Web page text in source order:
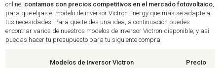
online, contamos con precios competitivos en el mercado fotovoltaico,
para que elijas el modelo de inversor Victron Energy que más se adapte a
tus necesidades. Para que te des una idea, a continuación puedes
encontrar varios de nuestros modelos de inversor Victron disponible, y así
puedas hacer tu presupuesto para tu siguiente compra.
Modelos de inversor Victron Precio